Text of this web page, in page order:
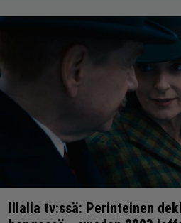
Illalla tv:ssä: Perinteinen